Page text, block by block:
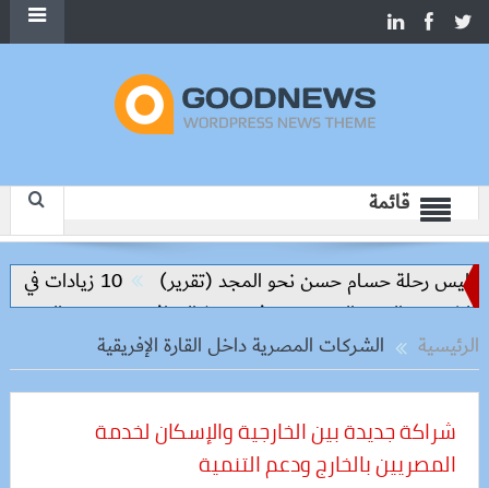
قائمة
رحلة حسام حسن نحو المجد (تقرير)
10 زيادات في 10 سنوات.. هل حان الوقت لرفع دعم البنزين نهائيا؟
والعبور الجديدة وتدفع تنفيذ المرافق
سعر الحديد
الرئيسية
الشركات المصرية داخل القارة الإفريقية
شراكة جديدة بين الخارجية والإسكان لخدمة
المصريين بالخارج ودعم التنمية